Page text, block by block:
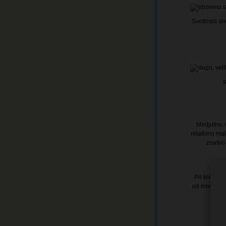
Svetlosni
Medjutim,
relativno
Pri
od